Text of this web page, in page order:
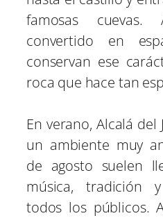
famosas
convertido en
conservan ese
roca que hace tan
En verano, Alcalá
un ambiente muy
de agosto suelen
música, tradición
todos los públicos.